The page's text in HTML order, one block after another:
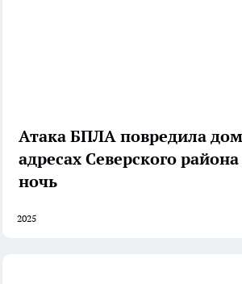
Атака БПЛА повредила
адресах Северского
ночь
2025